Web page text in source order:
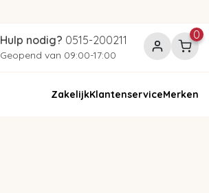
Hulp nodig? 0515-200211
Geopend van 09:00-17:00
0
ZakelijkKlantenserviceMerken